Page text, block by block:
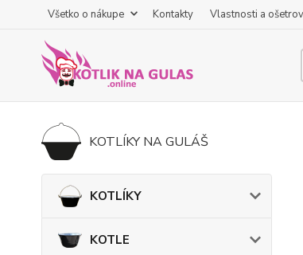
Všetko o nákupe Kontakty Vlastnosti a
KOTLÍKY NA GULÁŠ
KOTLÍKY
KOTLE